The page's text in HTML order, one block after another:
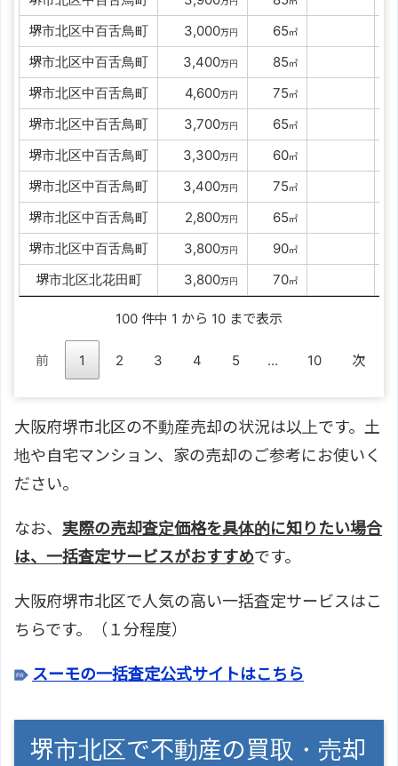
堺市北区中百舌鳥町 3,000万円 65㎡
堺市北区中百舌鳥町 3,400万円 85㎡
堺市北区中百舌鳥町 4,600万円 75㎡
堺市北区中百舌鳥町 3,700万円 65㎡
堺市北区中百舌鳥町 3,300万円 60㎡
堺市北区中百舌鳥町 3,400万円 75㎡
堺市北区中百舌鳥町 2,800万円 65㎡
堺市北区中百舌鳥町 3,800万円 90㎡
堺市北区北花田町 3,800万円 70㎡
100 件中 1 から 10 まで表示
前 1 2 3 4 5 … 10 次
大阪府堺市北区の不動産売却の状況は以上です。土
地や自宅マンション、家の売却のご参考にお使いく
ださい。
なお、 実際の売却査定価格を具体的に知りたい場合
は、一括査定サービスがおすすめです。
大阪府堺市北区で人気の高い一括査定サービスはこ
ちらです。（１分程度）
スーモの一括査定公式サイトはこちら
堺市北区で不動産の買取・売却